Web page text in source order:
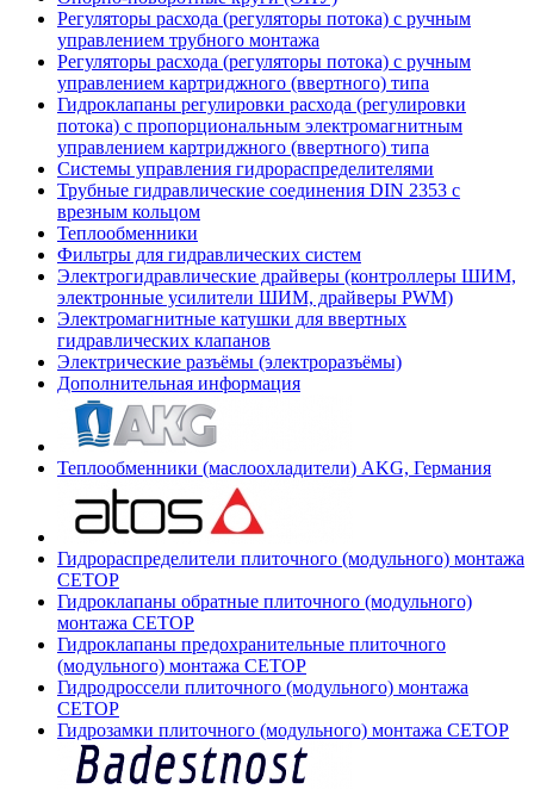
Регуляторы расхода (регуляторы потока) с ручным
управлением трубного монтажа
Регуляторы расхода (регуляторы потока) с ручным
управлением картриджного (ввертного) типа
Гидроклапаны регулировки расхода (регулировки
потока) с пропорциональным электромагнитным
управлением картриджного (ввертного) типа
Системы управления гидрораспределителями
Трубные гидравлические соединения DIN 2353 с
врезным кольцом
Теплообменники
Фильтры для гидравлических систем
Электрогидравлические драйверы (контроллеры ШИМ,
электронные усилители ШИМ, драйверы PWM)
Электромагнитные катушки для ввертных
гидравлических клапанов
Электрические разъёмы (электроразъёмы)
Дополнительная информация
Теплообменники (маслоохладители) AKG, Германия
Гидрораспределители плиточного (модульного) монтажа
СЕТОР
Гидроклапаны обратные плиточного (модульного)
монтажа CETOP
Гидроклапаны предохранительные плиточного
(модульного) монтажа CETOP
Гидродроссели плиточного (модульного) монтажа
CETOP
Гидрозамки плиточного (модульного) монтажа CETOP